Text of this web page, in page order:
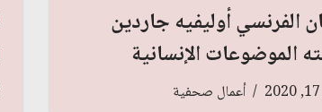
الفرنسي أوليفيه جاردين
الموضوعات الإنسانية
أعمال صحفية